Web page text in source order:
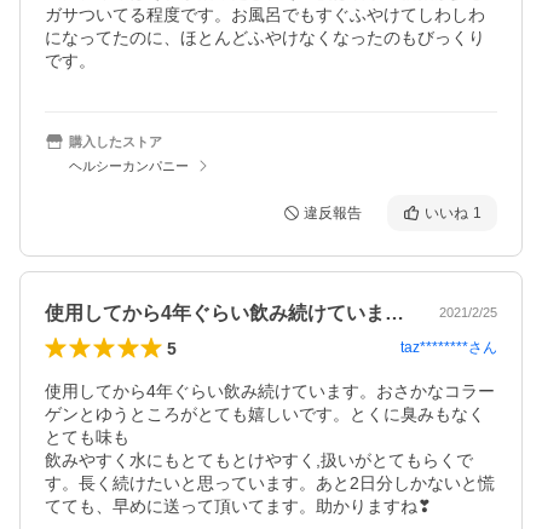
ガサついてる程度です。お風呂でもすぐふやけてしわしわ
になってたのに、ほとんどふやけなくなったのもびっくり
です。
購入したストア
ヘルシーカンパニー
違反報告 いいね 1
使用してから4年ぐらい飲み続けています… 2021/2/25
5 taz********さん
使用してから4年ぐらい飲み続けています。おさかなコラー
ゲンとゆうところがとても嬉しいです。とくに臭みもなく
とても味も
飲みやすく水にもとてもとけやすく,扱いがとてもらくで
す。長く続けたいと思っています。あと2日分しかないと慌
てても、早めに送って頂いてます。助かりますね❣